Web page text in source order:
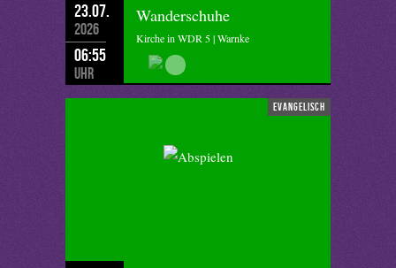
23.07.
2026
06:55
Uhr
Wanderschuhe
Kirche in WDR 5 | Warnke
evangelisch